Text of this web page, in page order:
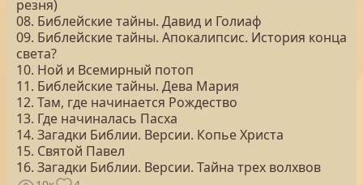
резня)
08. Библейские тайны. Давид и Голиаф
09. Библейские тайны. Апокалипсис. История конца
света?
10. Ной и Всемирный потоп
11. Библейские тайны. Дева Мария
12. Там, где начинается Рождество
13. Где начиналась Пасха
14. Загадки Библии. Версии. Копье Христа
15. Святой Павел
16. Загадки Библии. Версии. Тайна трех волхвов